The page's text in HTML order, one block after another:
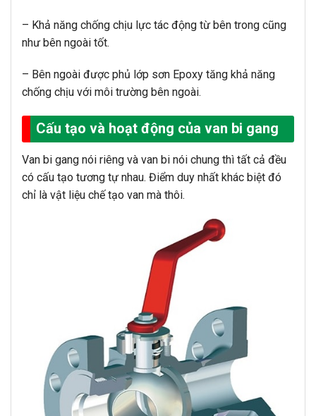
– Khả năng chống chịu lực tác động từ bên trong cũng
như bên ngoài tốt.
– Bên ngoài được phủ lớp sơn Epoxy tăng khả năng
chống chịu với môi trường bên ngoài.
Cấu tạo và hoạt động của van bi gang
Van bi gang nói riêng và van bi nói chung thì tất cả đều
có cấu tạo tương tự nhau. Điểm duy nhất khác biệt đó
chỉ là vật liệu chế tạo van mà thôi.